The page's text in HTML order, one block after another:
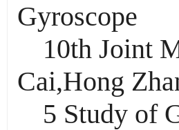
Gyroscope
10th Joint
Cai,Hong
5 Study of